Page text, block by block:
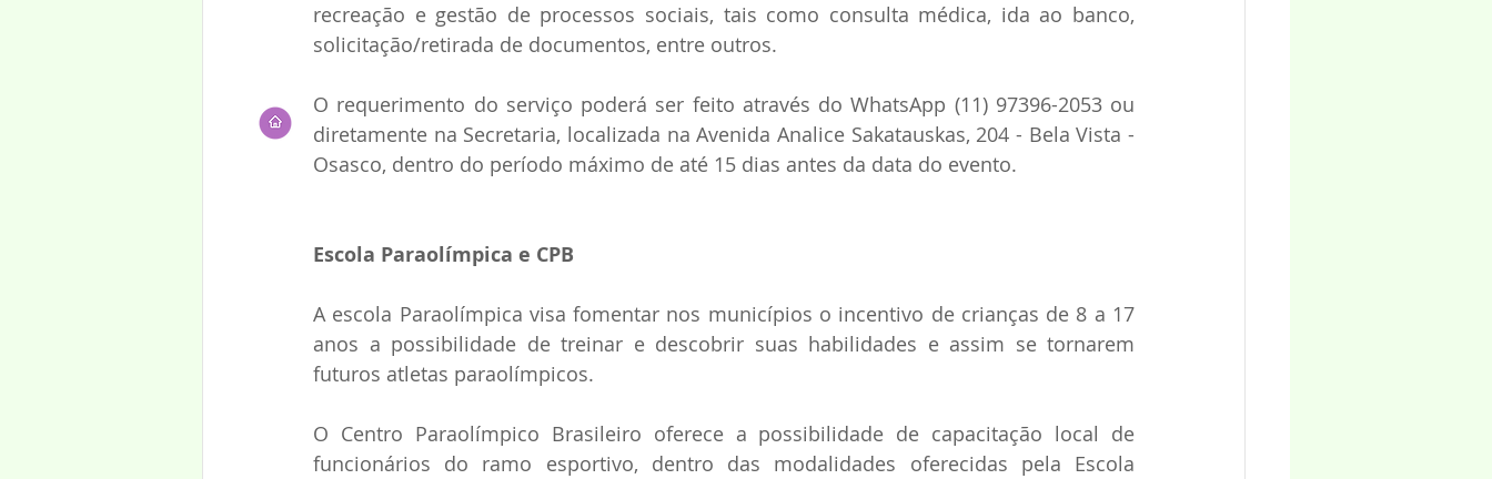
recreação e gestão de processos sociais, tais como consulta médica, ida ao banco,
solicitação/retirada de documentos, entre outros.
O requerimento do serviço poderá ser feito através do WhatsApp (11) 97396-2053 ou
diretamente na Secretaria, localizada na Avenida Analice Sakatauskas, 204 - Bela Vista -
Osasco, dentro do período máximo de até 15 dias antes da data do evento.
Escola Paraolímpica e CPB
A escola Paraolímpica visa fomentar nos municípios o incentivo de crianças de 8 a 17
anos a possibilidade de treinar e descobrir suas habilidades e assim se tornarem
futuros atletas paraolímpicos.
O Centro Paraolímpico Brasileiro oferece a possibilidade de capacitação local de
funcionários do ramo esportivo, dentro das modalidades oferecidas pela Escola